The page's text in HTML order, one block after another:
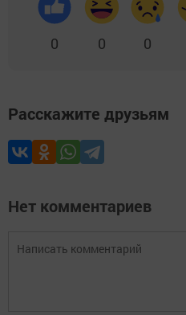
0 0 0
Расскажите друзьям
Нет комментариев